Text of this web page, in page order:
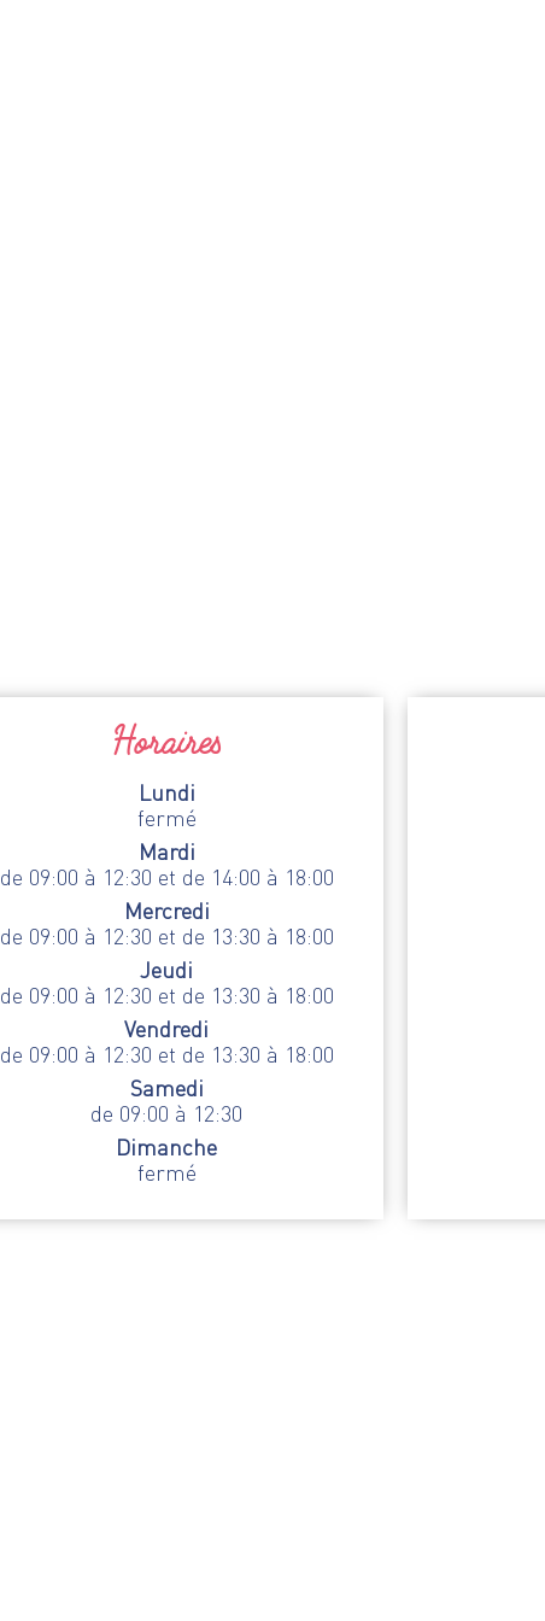
Horaires
Lundi
fermé
Mardi
de 09:00 à 12:30 et de 14:00 à 18:00
Mercredi
de 09:00 à 12:30 et de 13:30 à 18:00
Jeudi
de 09:00 à 12:30 et de 13:30 à 18:00
Vendredi
de 09:00 à 12:30 et de 13:30 à 18:00
Samedi
de 09:00 à 12:30
Dimanche
fermé